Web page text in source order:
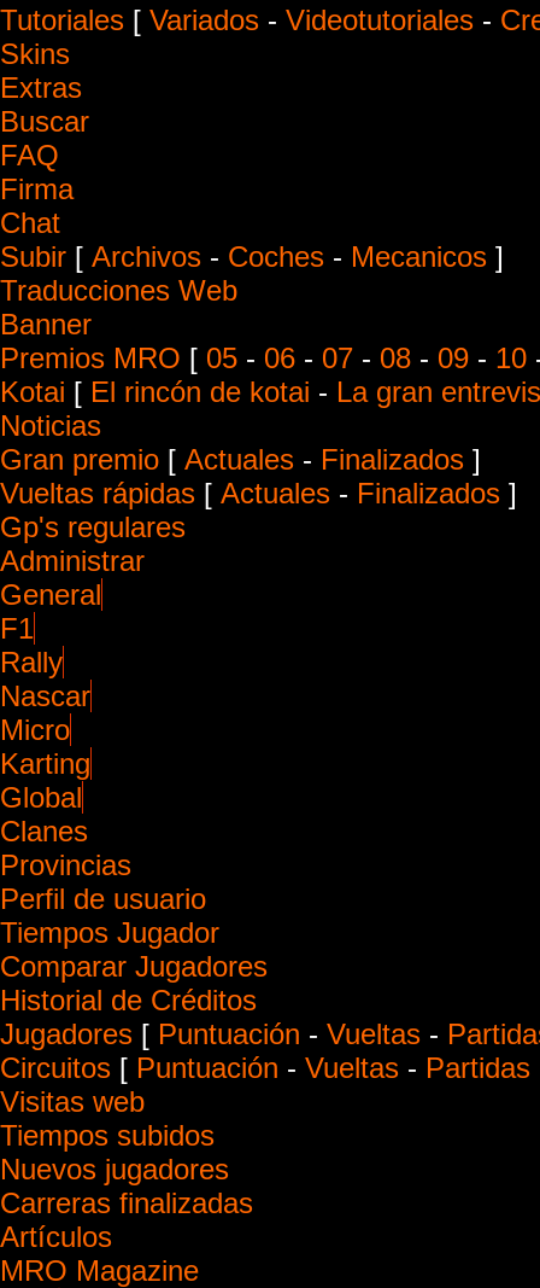
Tutoriales [ Variados - Videotutoriales -
Skins
Extras
Buscar
FAQ
Firma
Chat
Subir [ Archivos - Coches - Mecanicos ]
Traducciones Web
Banner
Premios MRO [ 05 - 06 - 07 - 08 - 09 - 10
Kotai [ El rincón de kotai - La gran
Noticias
Gran premio [ Actuales - Finalizados ]
Vueltas rápidas [ Actuales - Finalizados ]
Gp's regulares
Administrar
General
F1
Rally
Nascar
Micro
Karting
Global
Clanes
Provincias
Perfil de usuario
Tiempos Jugador
Comparar Jugadores
Historial de Créditos
Jugadores [ Puntuación - Vueltas -
Circuitos [ Puntuación - Vueltas - Partidas
Visitas web
Tiempos subidos
Nuevos jugadores
Carreras finalizadas
Artículos
MRO Magazine